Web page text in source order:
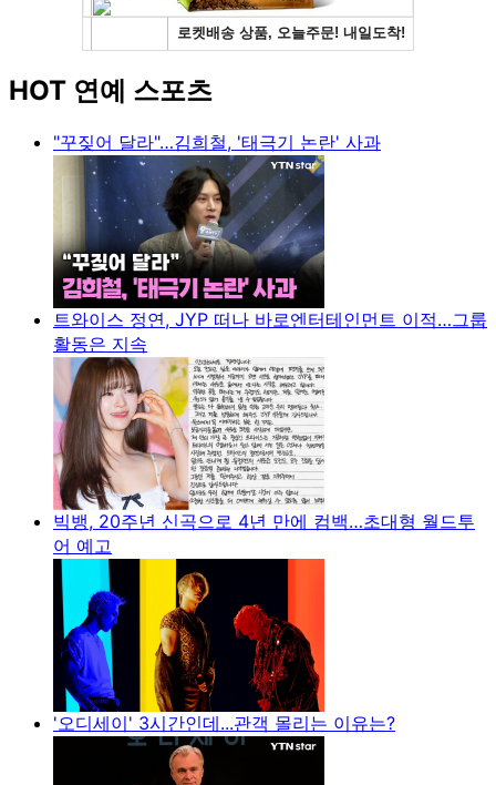
HOT 연예 스포츠
"꾸짖어 달라"…김희철, '태극기 논란' 사과
트와이스 정연, JYP 떠나 바로엔터테인먼트 이적…그룹
활동은 지속
빅뱅, 20주년 신곡으로 4년 만에 컴백…초대형 월드투
어 예고
'오디세이' 3시간인데...관객 몰리는 이유는?